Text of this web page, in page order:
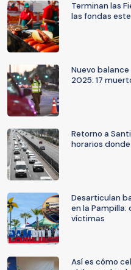
Terminan las
las fondas
Nuevo
2025: 17
Retorno a
horarios
Desarticulan
en la
víctimas
Así es cómo